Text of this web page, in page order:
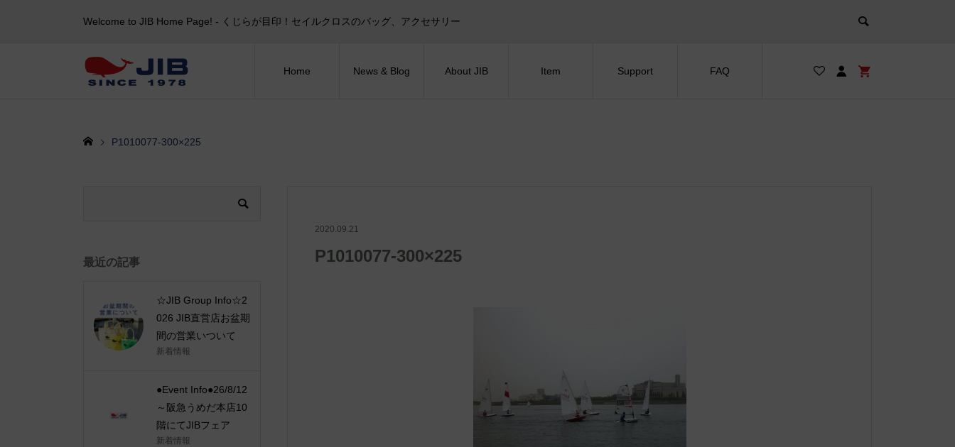
Welcome to JIB Home Page! ‐ くじらが目印！セイルクロスのバッグ、アクセサリー
Home News & Blog About JIB Item Support FAQ
P1010077-300×225
2020.09.21
P1010077-300×225
最近の記事
☆JIB Group Info☆2
026 JIB直営店お盆期
間の営業いついて
新着情報
●Event Info●26/8/12
～阪急うめだ本店10
階にてJIBフェア
新着情報